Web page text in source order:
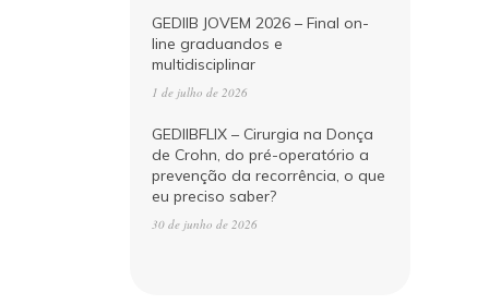
GEDIIB JOVEM 2026 – Final on-
line graduandos e
multidisciplinar
1 de julho de 2026
GEDIIBFLIX – Cirurgia na Donça
de Crohn, do pré-operatório a
prevenção da recorrência, o que
eu preciso saber?
30 de junho de 2026